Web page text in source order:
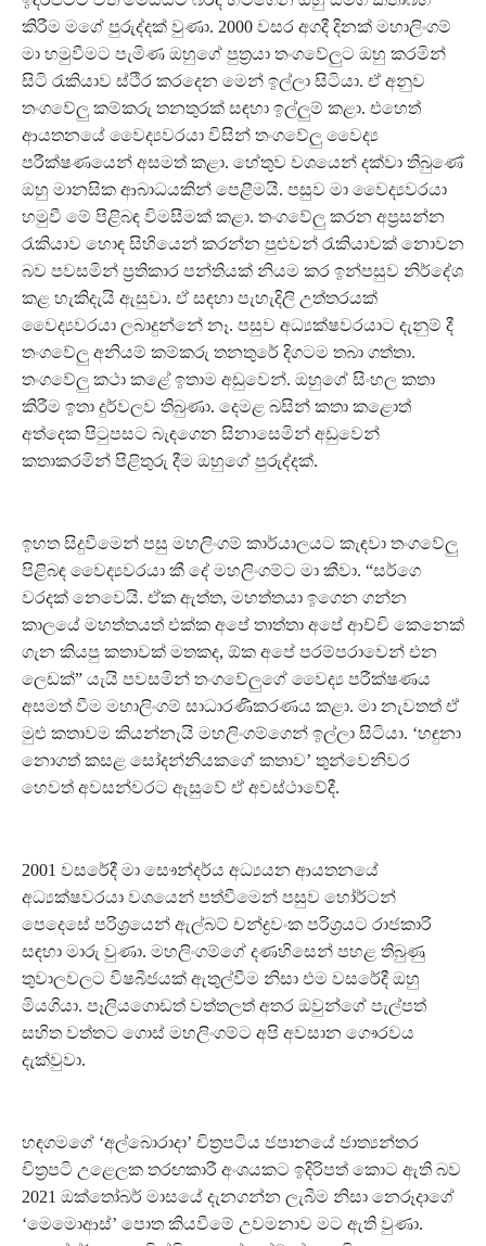
කිරීම මගේ පුරුද්දක් වුණා. 2000 වසර අගදී දිනක් මහාලිංගම්
මා හමුවීමට පැමිණ ඔහුගේ පුත්‍රයා තංගවේලුට ඔහු කරමින්
සිටි රැකියාව ස්ථිර කරදෙන මෙන් ඉල්ලා සිටියා. ඒ අනුව
තංගවේලු කම්කරු තනතුරක් සඳහා ඉල්ලුම් කළා. එහෙත්
ආයතනයේ වෛද්‍යවරයා විසින් තංගවේලු වෛද්‍ය
පරීක්ෂණයෙන් අසමත් කළා. හේතුව වශයෙන් දක්වා තිබුණේ
ඔහු මානසික ආබාධයකින් පෙළීමයි. පසුව මා වෛද්‍යවරයා
හමුවී මේ පිළිබඳ විමසීමක් කළා. තංගවේලු කරන අප්‍රසන්න
රැකියාව හොඳ සිහියෙන් කරන්න පුළුවන් රැකියාවක් නොවන
බව පවසමින් ප්‍රතිකාර පන්තියක් නියම කර ඉන්පසුව නිර්දේශ
කළ හැකිදැයි ඇසුවා. ඒ සඳහා පැහැදිලි උත්තරයක්
වෛද්‍යවරයා ලබාදුන්නේ නෑ. පසුව අධ්‍යක්ෂවරයාට දැනුම් දී
තංගවේලු අනියම් කම්කරු තනතුරේ දිගටම තබා ගත්තා.
තංගවේලු කථා කළේ ඉතාම අඩුවෙන්. ඔහුගේ සිංහල කතා
කිරීම ඉතා දුර්වලව තිබුණා. දෙමළ බසින් කතා කළොත්
අත්දෙක පිටුපසට බැඳගෙන සිනාසෙමින් අඩුවෙන්
කතාකරමින් පිළිතුරු දීම ඔහුගේ පුරුද්දක්.
ඉහත සිදුවීමෙන් පසු මහලිංගම් කාර්යාලයට කැඳවා තංගවේලු
පිළිබඳ වෛද්‍යවරයා කී දේ මහලිංගම්ට මා කීවා. “සර්ගෙ
වරදක් නෙවෙයි. ඒක ඇත්ත, මහත්තයා ඉගෙන ගන්න
කාලයේ මහත්තයත් එක්ක අපේ තාත්තා අපේ ආච්චි කෙනෙක්
ගැන කියපු කතාවක් මතකද, ඕක අපේ පරම්පරාවෙන් එන
ලෙඩක්” යැයි පවසමින් තංගවේලුගේ වෛද්‍ය පරීක්ෂණය
අසමත් වීම මහාලිංගම් සාධාරණීකරණය කළා. මා නැවතත් ඒ
මුළු කතාවම කියන්නැයි මහලිංගම්ගෙන් ඉල්ලා සිටියා. ‘හඳුනා
නොගත් කසළ සෝදන්නියකගේ කතාව’ තුන්වෙනිවර
හෙවත් අවසන්වරට ඇසුවේ ඒ අවස්ථාවේදී.
2001 වසරේදී මා සෞන්දර්ය අධ්‍යයන ආයතනයේ
අධ්‍යක්ෂවරයා වශයෙන් පත්වීමෙන් පසුව හෝර්ටන්
පෙදෙසේ පරිශ්‍රයෙන් ඇල්බට් චන්ද්‍රවංක පරිශ්‍රයට රාජකාරි
සඳහා මාරු වුණා. මහලිංගම්ගේ දණහිසෙන් පහළ තිබුණු
තුවාලවලට විෂබීජයක් ඇතුල්වීම නිසා එම වසරේදී ඔහු
මියගියා. පෑලියගොඩත් වත්තලත් අතර ඔවුන්ගේ පැල්පත්
සහිත වත්තට ගොස් මහලිංගම්ට අපි අවසාන ගෞරවය
දැක්වුවා.
හඳගමගේ ‘අල්බොරාදා’ චිත්‍රපටිය ජපානයේ ජාත්‍යන්තර
චිත්‍රපටි උළෙලක තරඟකාරී අංශයකට ඉදිරිපත් කොට ඇති බව
2021 ඔක්තෝබර් මාසයේ දැනගන්න ලැබීම නිසා නෙරූදාගේ
‘මෙමොආස්’ පොත කියවීමේ උවමනාව මට ඇති වුණා.